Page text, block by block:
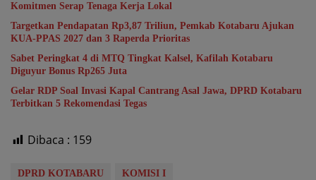
Komitmen Serap Tenaga Kerja Lokal
Targetkan Pendapatan Rp3,87 Triliun, Pemkab Kotabaru Ajukan
KUA-PPAS 2027 dan 3 Raperda Prioritas
Sabet Peringkat 4 di MTQ Tingkat Kalsel, Kafilah Kotabaru
Diguyur Bonus Rp265 Juta
Gelar RDP Soal Invasi Kapal Cantrang Asal Jawa, DPRD Kotabaru
Terbitkan 5 Rekomendasi Tegas
Dibaca : 159
DPRD KOTABARU KOMISI I